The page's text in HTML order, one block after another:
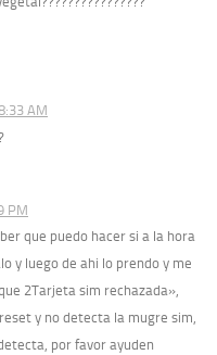
AM
PM
que puedo hacer si a la hora
y luego de ahi lo prendo y me
2Tarjeta sim rechazada»,
y no detecta la mugre sim,
por favor ayuden